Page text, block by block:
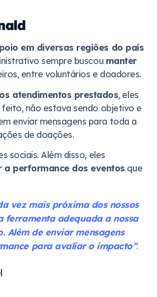
em diversas regiões do país
sempre buscou manter
entre voluntários e doadores.
atendimentos prestados, eles
não estava sendo objetivo e
enviar mensagens para toda a
de doações.
sociais. Além disso, eles
a performance dos eventos que
vez mais próxima dos nossos
ferramenta adequada a nossa
Além de enviar mensagens
para avaliar o impacto”.